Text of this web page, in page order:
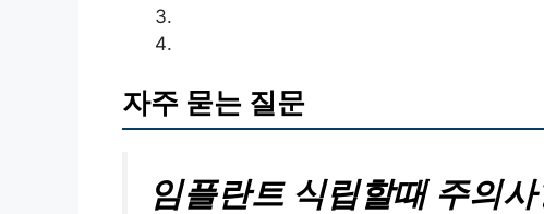
자주 묻는 질문
임플란트 식립할때 주의